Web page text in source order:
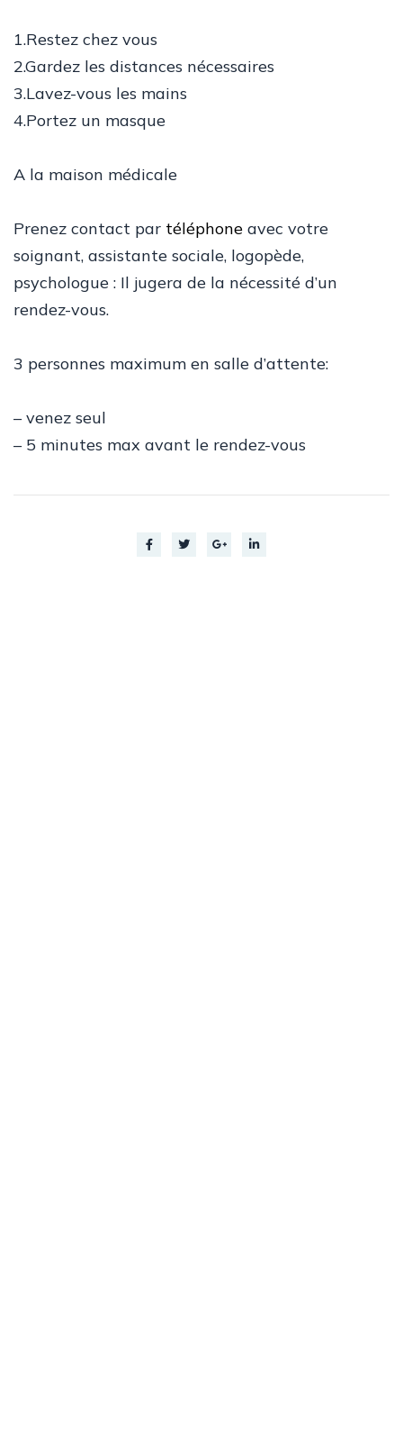
1.Restez chez vous
2.Gardez les distances nécessaires
3.Lavez-vous les mains
4.Portez un masque
A la maison médicale
Prenez contact par téléphone avec votre
soignant, assistante sociale, logopède,
psychologue : Il jugera de la nécessité d’un
rendez-vous.
3 personnes maximum en salle d’attente:
– venez seul
– 5 minutes max avant le rendez-vous